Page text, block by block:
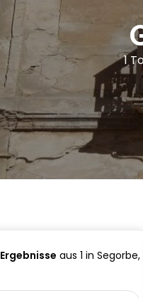
1
Ergebnisse aus 1 in Segorbe,